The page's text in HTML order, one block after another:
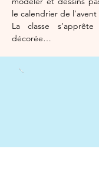
le calendrier de
La classe
décorée…